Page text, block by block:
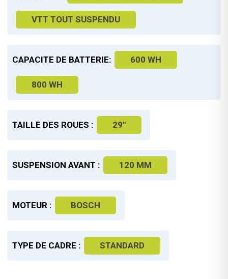
VTT TOUT SUSPENDU
CAPACITE DE BATTERIE: 600 WH
800 WH
TAILLE DES ROUES : 29"
SUSPENSION AVANT : 120 MM
MOTEUR : BOSCH
TYPE DE CADRE : STANDARD